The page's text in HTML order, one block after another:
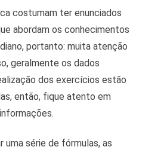
costumam ter enunciados
abordam os conhecimentos
portanto: muita atenção
geralmente os dados
dos exercícios estão
então, fique atento em
uma série de fórmulas, as